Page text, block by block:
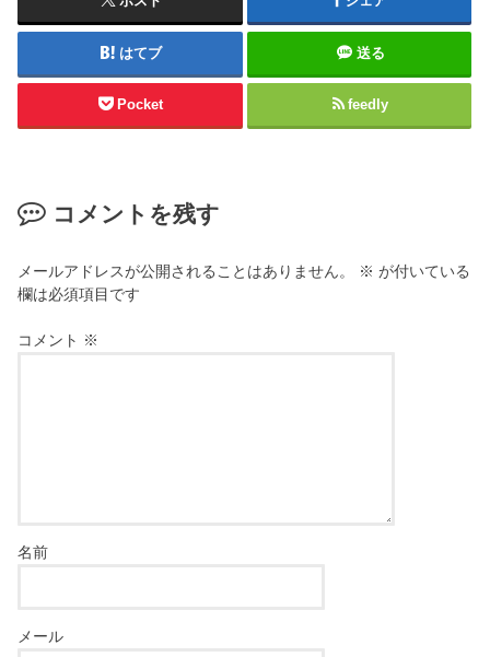
はてブ 送る
Pocket feedly
コメントを残す
メールアドレスが公開されることはありません。 ※ が付いている
欄は必須項目です
コメント ※
名前
メール